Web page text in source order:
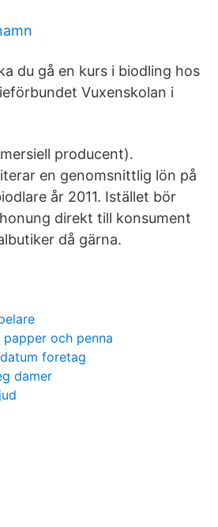
du gå en kurs i biodling hos
Vuxenskolan i
producent).
en genomsnittlig lön på
år 2011. Istället bör
direkt till konsument
då gärna.
och penna
foretag
damer